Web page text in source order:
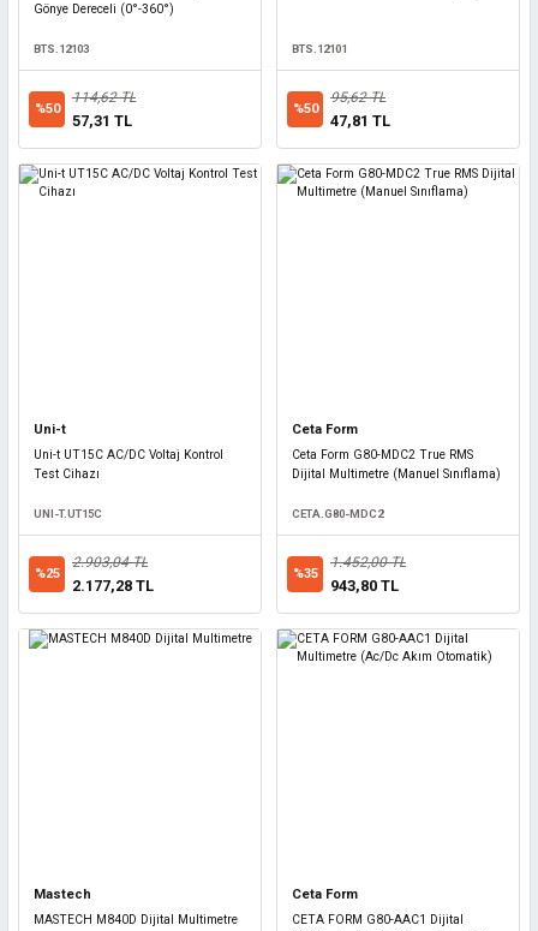
Gönye Dereceli (0°-360°)
BTS.12103
%50
114,62 TL
57,31 TL
BTS.12101
%50
95,62 TL
47,81 TL
Uni-t
Uni-t UT15C AC/DC Voltaj Kontrol
Test Cihazı
UNI-T.UT15C
%25
2.903,04 TL
2.177,28 TL
Ceta Form
Ceta Form G80-MDC2 True RMS
Dijital Multimetre (Manuel Sınıflama)
CETA.G80-MDC2
%35
1.452,00 TL
943,80 TL
Mastech
MASTECH M840D Dijital Multimetre
Ceta Form
CETA FORM G80-AAC1 Dijital